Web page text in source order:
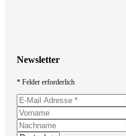
Newsletter
* Felder erforderlich